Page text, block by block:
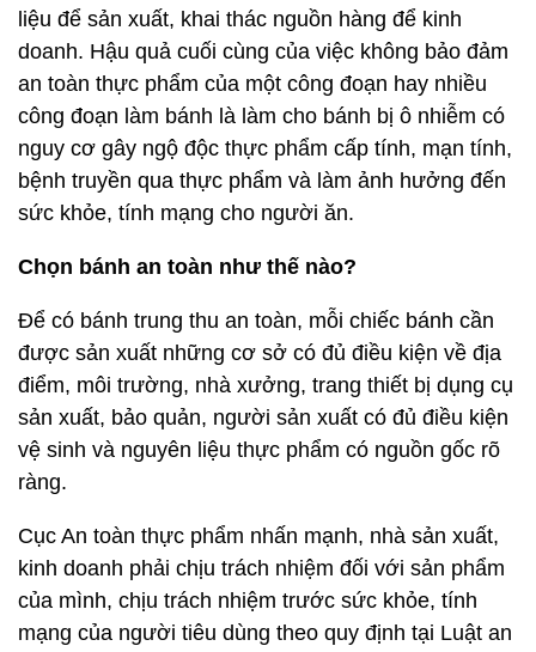
liệu để sản xuất, khai thác nguồn hàng để kinh
doanh. Hậu quả cuối cùng của việc không bảo đảm
an toàn thực phẩm của một công đoạn hay nhiều
công đoạn làm bánh là làm cho bánh bị ô nhiễm có
nguy cơ gây ngộ độc thực phẩm cấp tính, mạn tính,
bệnh truyền qua thực phẩm và làm ảnh hưởng đến
sức khỏe, tính mạng cho người ăn.
Chọn bánh an toàn như thế nào?
Để có bánh trung thu an toàn, mỗi chiếc bánh cần
được sản xuất những cơ sở có đủ điều kiện về địa
điểm, môi trường, nhà xưởng, trang thiết bị dụng cụ
sản xuất, bảo quản, người sản xuất có đủ điều kiện
vệ sinh và nguyên liệu thực phẩm có nguồn gốc rõ
ràng.
Cục An toàn thực phẩm nhấn mạnh, nhà sản xuất,
kinh doanh phải chịu trách nhiệm đối với sản phẩm
của mình, chịu trách nhiệm trước sức khỏe, tính
mạng của người tiêu dùng theo quy định tại Luật an